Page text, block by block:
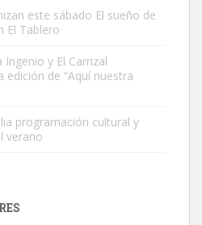
en la calle hace menos de un mes,
cari...
este sábado El sueño de
El Tablero
y El Carrizal
de “Aquí nuestra
programación cultural y
verano